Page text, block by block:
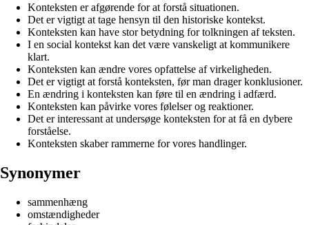
Konteksten er afgørende for at forstå situationen.
Det er vigtigt at tage hensyn til den historiske kontekst.
Konteksten kan have stor betydning for tolkningen af teksten.
I en social kontekst kan det være vanskeligt at kommunikere
klart.
Konteksten kan ændre vores opfattelse af virkeligheden.
Det er vigtigt at forstå konteksten, før man drager konklusioner.
En ændring i konteksten kan føre til en ændring i adfærd.
Konteksten kan påvirke vores følelser og reaktioner.
Det er interessant at undersøge konteksten for at få en dybere
forståelse.
Konteksten skaber rammerne for vores handlinger.
Synonymer
sammenhæng
omstændigheder